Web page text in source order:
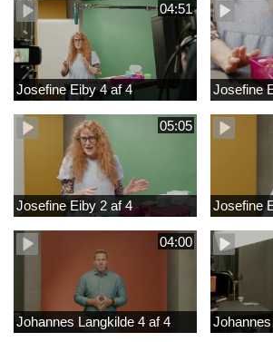
04:51
Josefine Eiby 4 af 4 Josefine
05:05
Josefine Eiby 2 af 4 Josefine
04:00
Johannes Langkilde 4 af 4